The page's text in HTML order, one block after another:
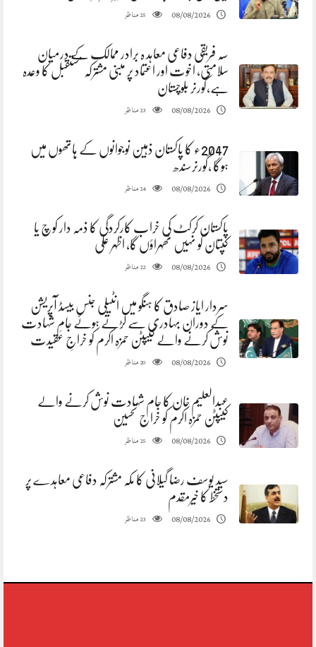
08/08/2026
25مناظر
سہ فریقی دفاعی معاہد ہ برادر ممالک کے درمیان
سلامتی، اخوت اور اعتماد پر مبنی مشترکہ مستقبل کا وعدہ
ہے،گورنر بلوچستان
08/08/2026
23مناظر
2047ء کا پاکستان ذہین نوجوانوں کے ہاتھوں میں
ہوگا ،گورنرسندھ
08/08/2026
24مناظر
پاکستان کرکٹ کی خراب کارکردگی کا ذمہ دار کوچ یا
کپتان کو نہیں ٹھہراؤں گا، اظہر علی
08/08/2026
22مناظر
سردار ایاز صادق کا ہنگو میں انٹیلی جنس بیسڈ آپریشن
کے دوران بہادری سے لڑتے ہوئے جامِ شہادت
نوش کرنے والے کیپٹن حمزہ اکرم کو خراجِ عقیدت
08/08/2026
20مناظر
عبدالعلیم خان کا جام شہادت نوش کرنے والے
کیپٹن حمزہ اکرم کو خراج تحسین
08/08/2026
25مناظر
سید یوسف رضا گیلانی کا مکہ مشترکہ دفاعی معاہدے پر
دستخط کا خیرمقدم
08/08/2026
23مناظر